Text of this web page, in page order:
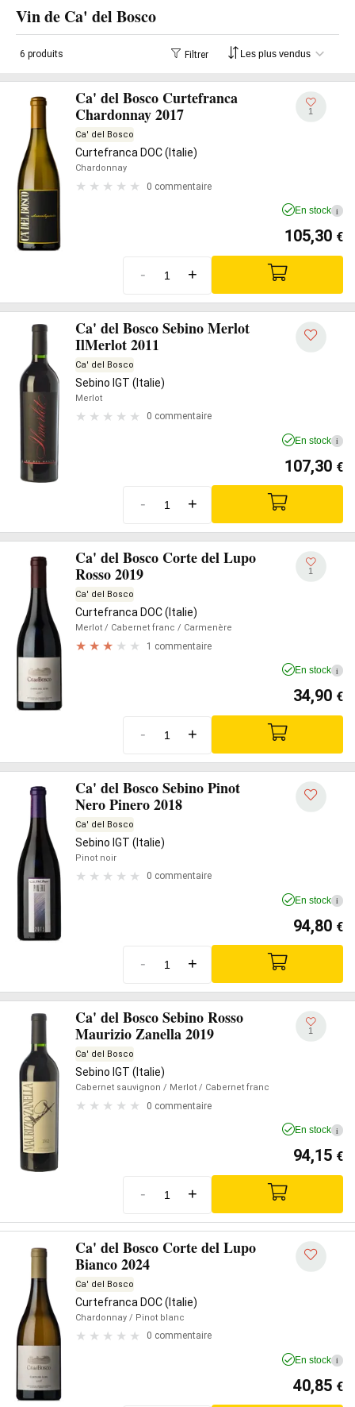
Vin de Ca' del Bosco
6 produits Filtrer
Ca' del Bosco Curtefranca
Chardonnay 2017
Ca' del Bosco
Curtefranca DOC (Italie)
Chardonnay
0 commentaire
1
En stock i
105,30 €
- +
Ca' del Bosco Sebino Merlot
IlMerlot 2011
Ca' del Bosco
Sebino IGT (Italie)
Merlot
0 commentaire
En stock i
107,30 €
- +
Ca' del Bosco Corte del Lupo
Rosso 2019
Ca' del Bosco
Curtefranca DOC (Italie)
Merlot / Cabernet franc / Carmenère
1 commentaire
1
En stock i
34,90 €
- +
Ca' del Bosco Sebino Pinot
Nero Pinero 2018
Ca' del Bosco
Sebino IGT (Italie)
Pinot noir
0 commentaire
En stock i
94,80 €
- +
Ca' del Bosco Sebino Rosso
Maurizio Zanella 2019
Ca' del Bosco
Sebino IGT (Italie)
Cabernet sauvignon / Merlot / Cabernet franc
0 commentaire
1
En stock i
94,15 €
- +
Ca' del Bosco Corte del Lupo
Bianco 2024
Ca' del Bosco
Curtefranca DOC (Italie)
Chardonnay / Pinot blanc
0 commentaire
En stock i
40,85 €